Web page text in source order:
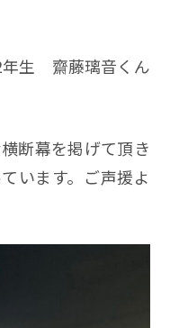
年生 齋藤璃音くん
断幕を掲げて頂き
います。ご声援よ